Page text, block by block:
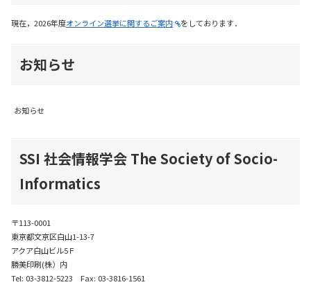
現在，2026年度オンライン選挙に関するご案内 をしております．
お知らせ
お知らせ
SSI 社会情報学会 The Society of Socio-
Informatics
〒113-0001
東京都文京区白山1-13-7
アクア白山ビル5Ｆ
勝美印刷(株）内
Tel: 03-3812-5223 Fax: 03-3816-1561